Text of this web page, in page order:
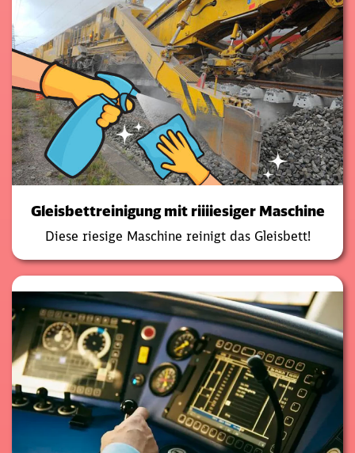
Gleisbettreinigung mit riiiiesiger Maschine
Diese riesige Maschine reinigt das Gleisbett!